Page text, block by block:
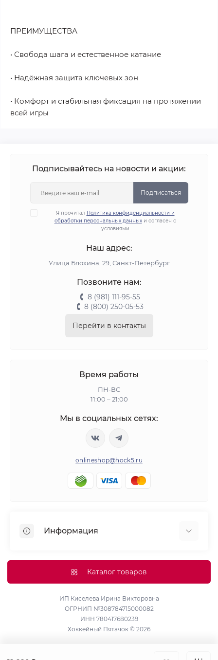
ПРЕИМУЩЕСТВА
• Свобода шага и естественное катание
• Надёжная защита ключевых зон
• Комфорт и стабильная фиксация на протяжении
всей игры
Подписывайтесь на новости и акции:
Подписаться
Я прочитал Политика конфиденциальности и
обработки персональных данныхи согласен с
условиями
Наш адрес:
Улица Блохина, 29, Санкт-Петербург
Позвоните нам:
8 (981) 111-95-55
8 (800) 250-05-53
Перейти в контакты
Время работы
ПН-ВС
11:00 – 21:00
Мы в социальных сетях:
onlineshop@hock5.ru
Информация
Доставка
Политика конфиденциальности и обработки
персональных данных
Каталог товаров
ИП Киселева Ирина Викторовна
ОГРНИП №308784715000082
ИНН 780417680239
Хоккейный Пятачок © 2026